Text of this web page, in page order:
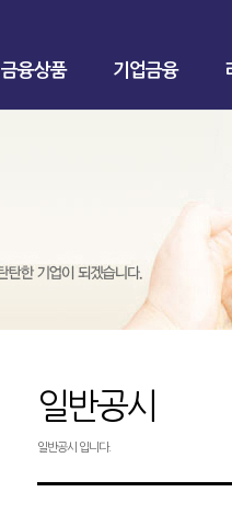
금융상품 기업금융
일반공시
일반공시 입니다.